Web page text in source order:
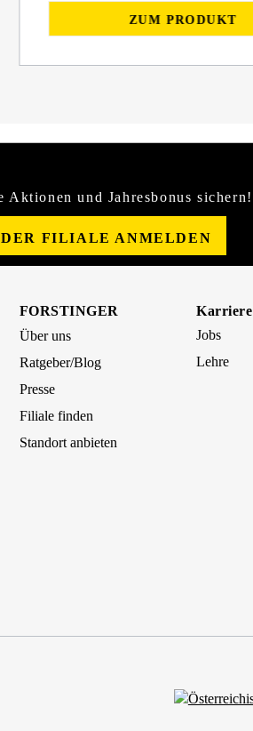
ZUM PRODUKT
Aktionen und Jahresbonus sichern!
FILIALE ANMELDEN
FORSTINGER
Über uns
Ratgeber/Blog
Presse
Filiale finden
Standort anbieten
Karriere
Jobs
Lehre